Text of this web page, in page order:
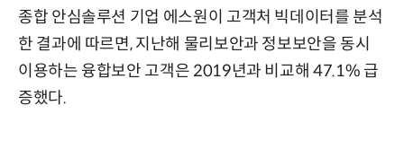
종합 안심솔루션 기업 에스원이 고객처 빅데이터를 분석
한 결과에 따르면, 지난해 물리보안과 정보보안을 동시
이용하는 융합보안 고객은 2019년과 비교해 47.1% 급
증했다.